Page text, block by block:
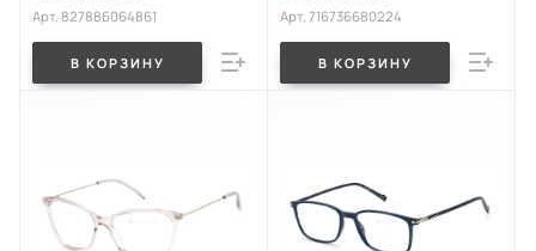
Арт. 827886064861
В КОРЗИНУ
Арт. 716736680224
В КОРЗИНУ